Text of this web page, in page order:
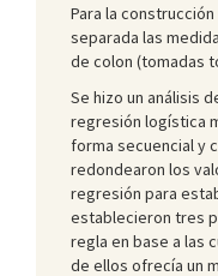
Para la
separada las
de colon (tomadas
Se hizo un análisis
regresión logística
forma secuencial y
redondearon los
regresión para
establecieron tres
regla en base a las
de ellos ofrecía un